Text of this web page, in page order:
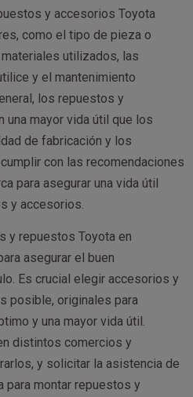
y accesorios Toyota
como el tipo de pieza o
utilizados, las
y el mantenimiento
los repuestos y
mayor vida útil que los
de fabricación y los
con las recomendaciones
para asegurar una vida útil
y accesorios.
y repuestos Toyota en
asegurar el buen
Es crucial elegir accesorios y
posible, originales para
y una mayor vida útil.
distintos comercios y
y solicitar la asistencia de
para montar repuestos y